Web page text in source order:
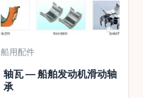
船用配件
轴瓦 — 船舶发动机滑动轴
承